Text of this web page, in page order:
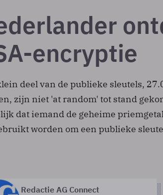
encryptie
deel van de publieke sleutels,
zijn niet 'at random' tot stand
dat iemand de geheime
worden om een publieke
Redactie AG Connect